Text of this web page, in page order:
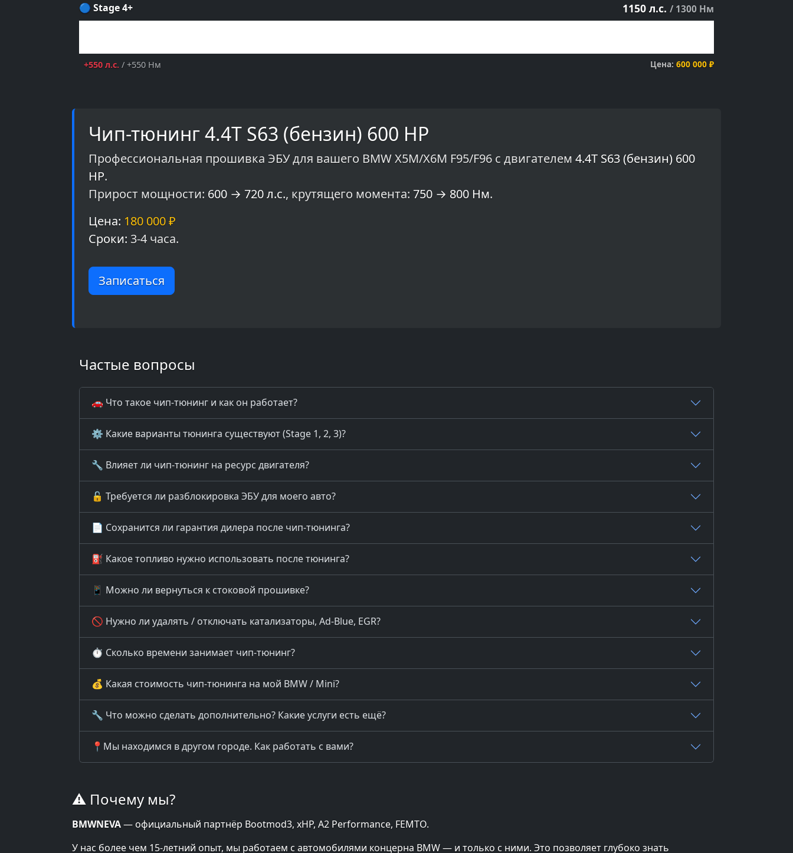
🔵 Stage 4+ 1150 л.с. / 1300 Нм
+550 л.с. / +550 Нм Цена: 600 000 ₽
Чип-тюнинг 4.4T S63 (бензин) 600 HP
Профессиональная прошивка ЭБУ для вашего BMW X5M/X6M F95/F96 с двигателем 4.4T S63 (бензин) 600
HP.
Прирост мощности: 600 → 720 л.с., крутящего момента: 750 → 800 Нм.
Цена: 180 000 ₽
Сроки: 3-4 часа.
Записаться
Частые вопросы
🚗 Что такое чип-тюнинг и как он работает?
⚙️ Какие варианты тюнинга существуют (Stage 1, 2, 3)?
🔧 Влияет ли чип-тюнинг на ресурс двигателя?
🔓 Требуется ли разблокировка ЭБУ для моего авто?
📄 Сохранится ли гарантия дилера после чип-тюнинга?
⛽ Какое топливо нужно использовать после тюнинга?
📱 Можно ли вернуться к стоковой прошивке?
🚫 Нужно ли удалять / отключать катализаторы, Ad-Blue, EGR?
⏱️ Сколько времени занимает чип-тюнинг?
💰 Какая стоимость чип-тюнинга на мой BMW / Mini?
🔧 Что можно сделать дополнительно? Какие услуги есть ещё?
📍Мы находимся в другом городе. Как работать с вами?
⚠️ Почему мы?
BMWNEVA— официальный партнёр Bootmod3, xHP, A2 Performance, FEMTO.
У нас более чем 15-летний опыт, мы работаем с автомобилями концерна BMW — и только с ними. Это позволяет глубоко знать